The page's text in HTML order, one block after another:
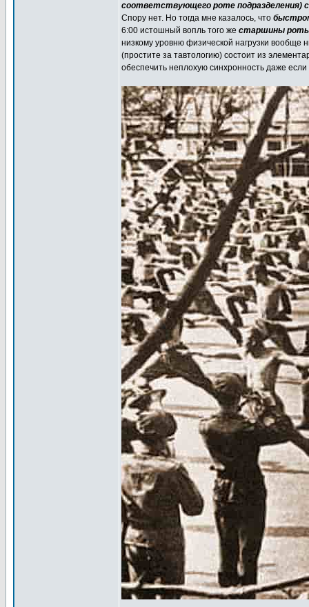
соответствующего роте
Спору нет. Но тогда мне казалось, что
6:00 истошный вопль того же старшины роты
низкому уровню физической нагрузки вообще
(простите за тавтологию) состоит из
обеспечить неплохую синхронность даже